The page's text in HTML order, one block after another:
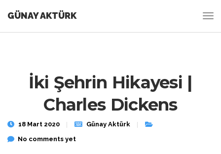
GÜNAY AKTÜRK
İki Şehrin Hikayesi |
Charles Dickens
18 Mart 2020
Günay Aktürk
No comments yet